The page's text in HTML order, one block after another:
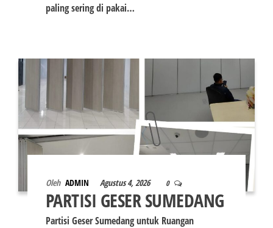
paling sering di pakai…
Oleh ADMIN Agustus 4, 2026 0
PARTISI GESER SUMEDANG
Partisi Geser Sumedang untuk Ruangan